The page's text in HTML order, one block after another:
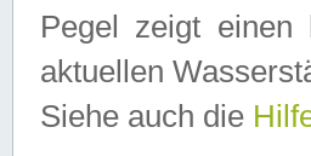
Pegel zeigt
aktuellen
Siehe auch die